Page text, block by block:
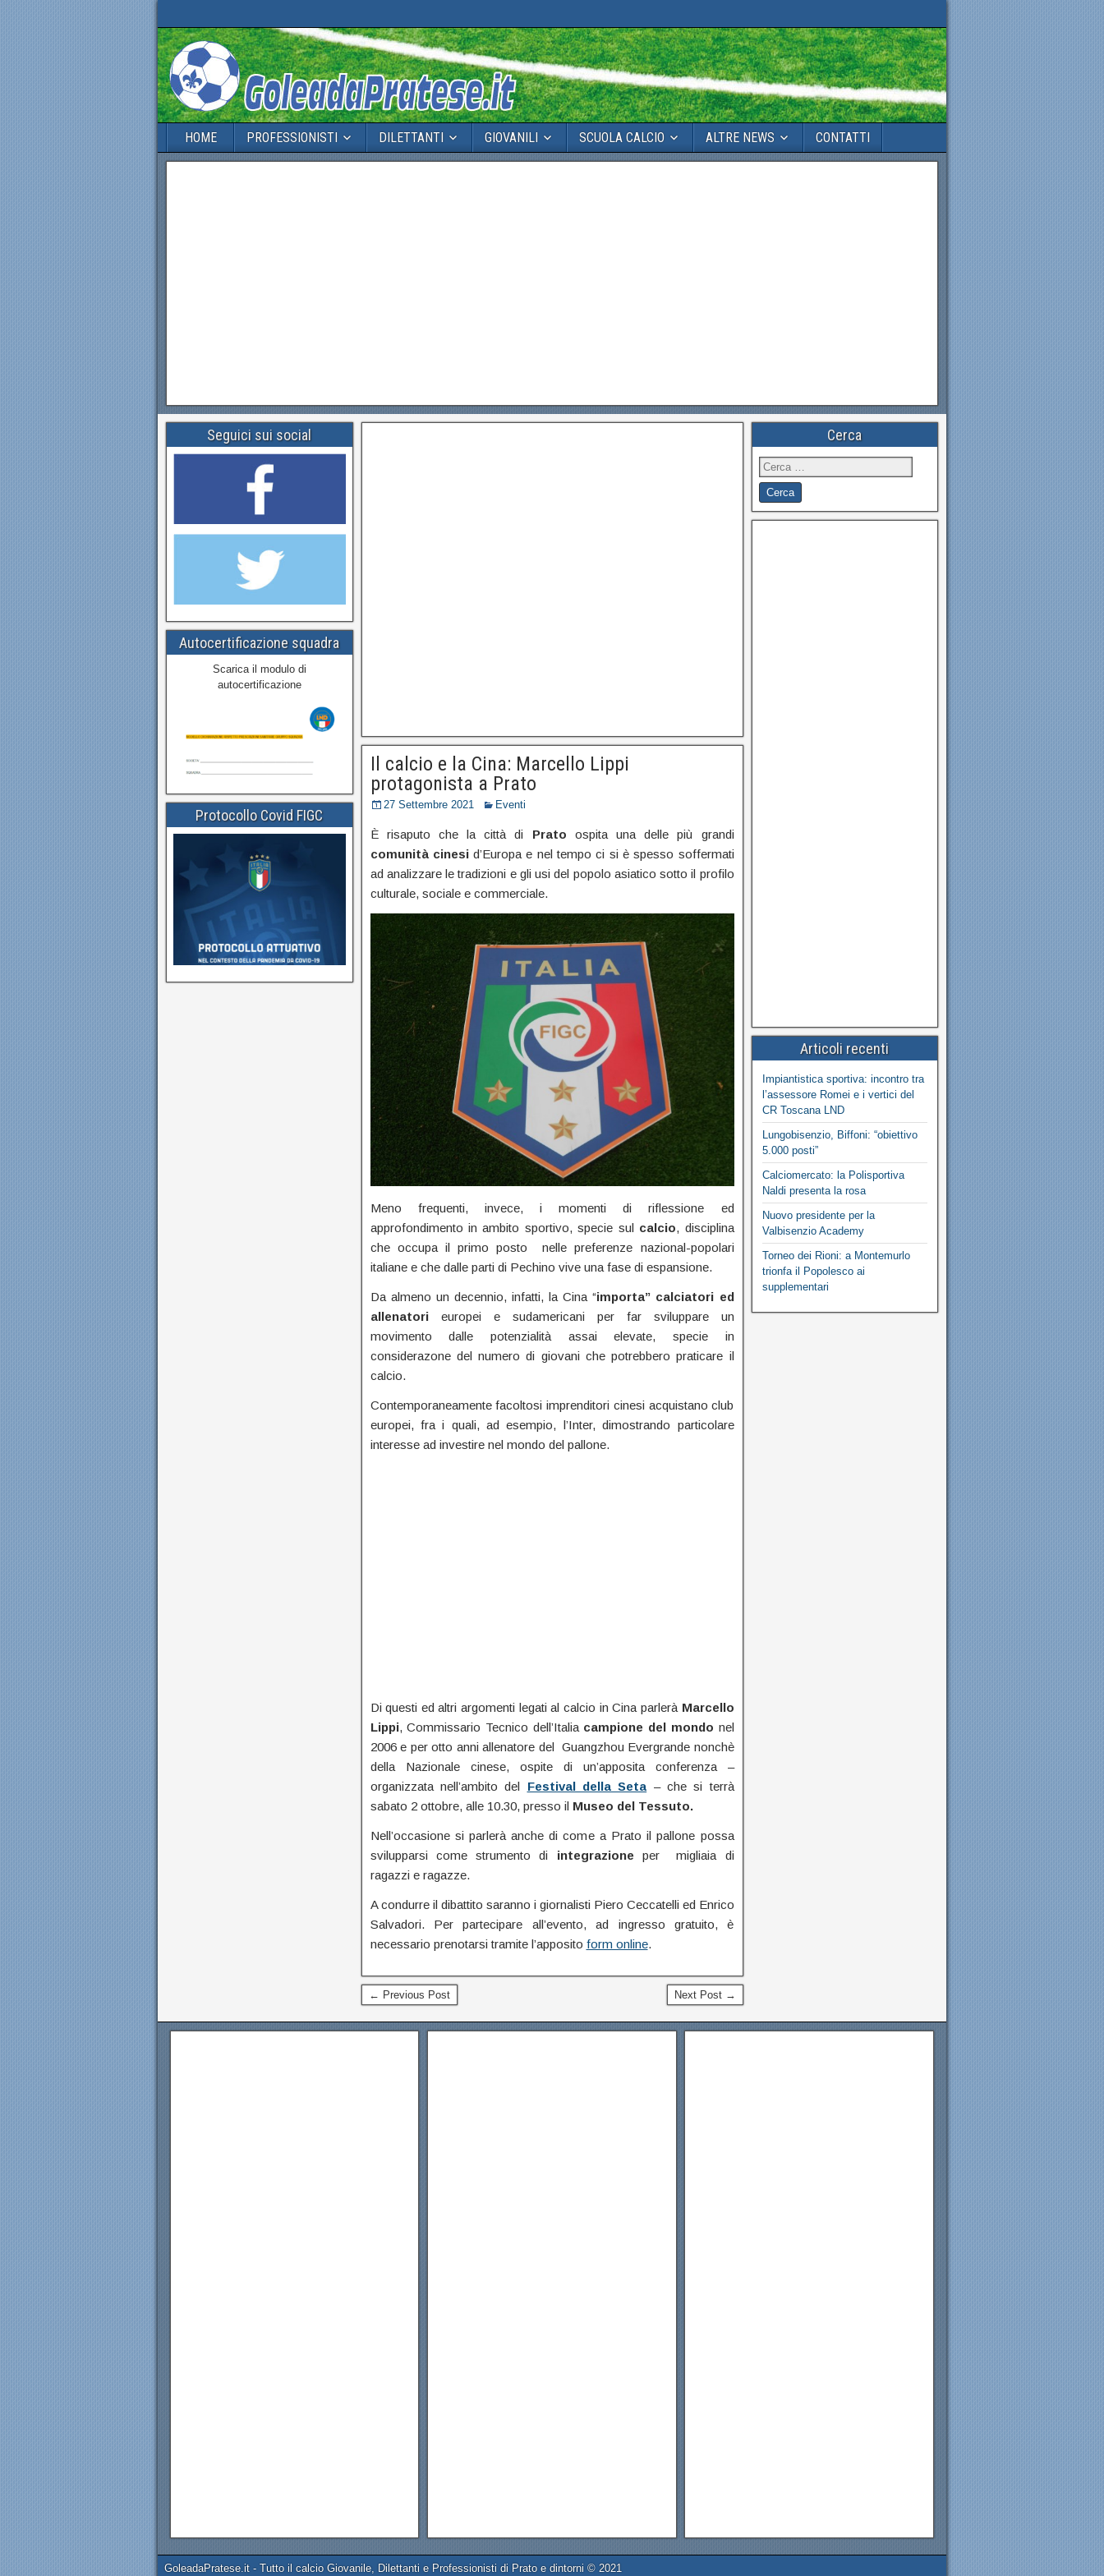
HOME PROFESSIONISTI DILETTANTI GIOVANILI SCUOLA CALCIO ALTRE NEWS CONTATTI
Il calcio e la Cina: Marcello Lippi
protagonista a Prato
27 Settembre 2021 Eventi
È risaputo che la città di Prato ospita una delle più grandi
comunità cinesid’Europa e nel tempo ci si è spesso soffermati
ad analizzare le tradizioni e gli usi del popolo asiatico sotto il profilo
culturale, sociale e commerciale.
Meno frequenti, invece, i momenti di riflessione ed
approfondimento in ambito sportivo, specie sul calcio, disciplina
che occupa il primo posto nelle preferenze nazional-popolari
italiane e che dalle parti di Pechino vive una fase di espansione.
Da almeno un decennio, infatti, la Cina “importa” calciatori ed
allenatorieuropei e sudamericani per far sviluppare un
movimento dalle potenzialità assai elevate, specie in
considerazone del numero di giovani che potrebbero praticare il
calcio.
Contemporaneamente facoltosi imprenditori cinesi acquistano club
europei, fra i quali, ad esempio, l’Inter, dimostrando particolare
interesse ad investire nel mondo del pallone.
Di questi ed altri argomenti legati al calcio in Cina parlerà Marcello
Lippi, Commissario Tecnico dell’Italia campione del mondo nel
2006 e per otto anni allenatore del Guangzhou Evergrande nonchè
della Nazionale cinese, ospite di un’apposita conferenza –
organizzata nell’ambito del Festival della Seta – che si terrà
sabato 2 ottobre, alle 10.30, presso il Museo del Tessuto.
Nell’occasione si parlerà anche di come a Prato il pallone possa
svilupparsi come strumento di integrazione per migliaia di
ragazzi e ragazze.
A condurre il dibattito saranno i giornalisti Piero Ceccatelli ed Enrico
Salvadori. Per partecipare all’evento, ad ingresso gratuito, è
necessario prenotarsi tramite l’apposito form online.
← Previous Post Next Post →
Seguici sui social
Autocertificazione squadra
Scarica il modulo di
autocertificazione
Protocollo Covid FIGC
Cerca
Articoli recenti
Impiantistica sportiva: incontro tra
l’assessore Romei e i vertici del
CR Toscana LND
Lungobisenzio, Biffoni: “obiettivo
5.000 posti”
Calciomercato: la Polisportiva
Naldi presenta la rosa
Nuovo presidente per la
Valbisenzio Academy
Torneo dei Rioni: a Montemurlo
trionfa il Popolesco ai
supplementari
GoleadaPratese.it - Tutto il calcio Giovanile, Dilettanti e Professionisti di Prato e dintorni © 2021